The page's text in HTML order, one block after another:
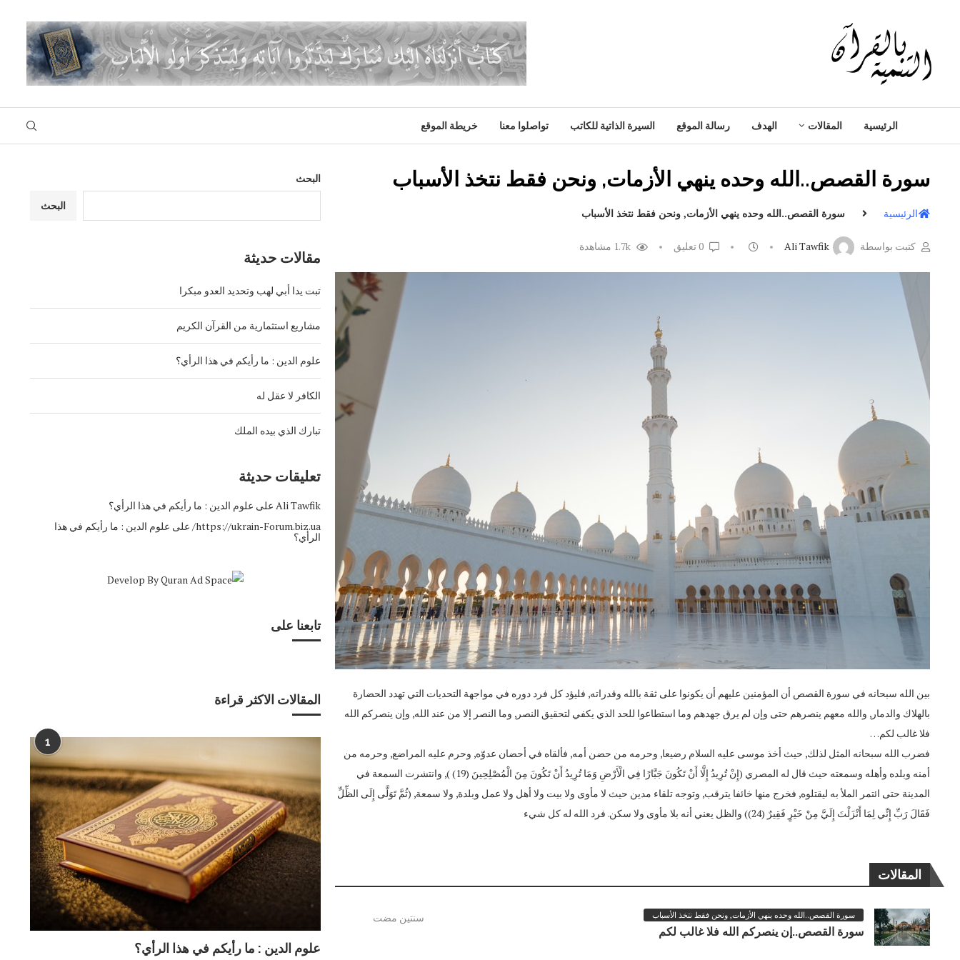
الرئيسية المقالات الهدف رسالة الموقع السيرة الذاتية للكاتب تواصلوا معنا خريطة الموقع
سورة القصص..الله وحده ينهي الأزمات, ونحن فقط نتخذ الأسباب
الرئيسية سورة القصص..الله وحده ينهي الأزمات, ونحن فقط نتخذ الأسباب
كتبت بواسطة Ali Tawfik
1.7k مشاهدة
بين الله سبحانه في سورة القصص أن المؤمنين عليهم أن يكونوا على ثقة بالله وقدراته, فليؤد كل فرد دوره في مواجهة التحديات التي تهدد الحضارة
بالهلاك والدمار, والله معهم ينصرهم حتى وإن لم يرق جهدهم وما استطاعوا للحد الذي يكفي لتحقيق النصر, وما النصر إلا من عند الله, وإن ينصركم الله
فلا غالب لكم…
فضرب الله سبحانه المثل لذلك, حيث أخذ موسى عليه السلام رضيعا, وحرمه من حضن أمه, فألقاه في أحضان عدوّه, وحرم عليه المراضع, وحرمه من
أمنه وبلده وأهله وسمعته حيث قال له المصري (إِنْ تُرِيدُ إِلَّا أَنْ تَكُونَ جَبَّارًا فِي الْأَرْضِ وَمَا تُرِيدُ أَنْ تَكُونَ مِنَ الْمُصْلِحِينَ (19) ), وانتشرت السمعة في
المدينة حتى ائتمر الملأ به ليقتلوه, فخرج منها خائفا يترقب, وتوجه تلقاء مدين حيث لا مأوى ولا بيت ولا أهل ولا عمل وبلدة, ولا سمعة, (ثُمَّ تَوَلَّى إِلَى الظِّلِّ
فَقَالَ رَبِّ إِنِّي لِمَا أَنْزَلْتَ إِلَيَّ مِنْ خَيْرٍ فَقِيرٌ (24)) والظل يعني أنه بلا مأوى ولا سكن. فرد الله له كل شيء
المقالات
سنتين مضت سورة القصص..الله وحده ينهي الأزمات, ونحن فقط نتخذ الأسباب
سورة القصص..إن ينصركم الله فلا غالب لكم
البحث
البحث
مقالات حديثة
تبت يدا أبي لهب وتحديد العدو مبكرا
مشاريع استثمارية من القرآن الكريم
علوم الدين : ما رأيكم في هذا الرأي؟
الكافر لا عقل له
تبارك الذي بيده الملك
تعليقات حديثة
Ali Tawfik على علوم الدين : ما رأيكم في هذا الرأي؟
https://ukrain-Forum.biz.ua/ على علوم الدين : ما رأيكم في هذا
الرأي؟
تابعنا على
المقالات الاكثر قراءة
1
علوم الدين : ما رأيكم في هذا الرأي؟